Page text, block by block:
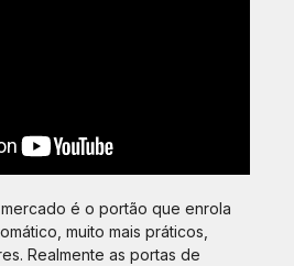
é o portão que enrola
muito mais práticos,
Realmente as portas de